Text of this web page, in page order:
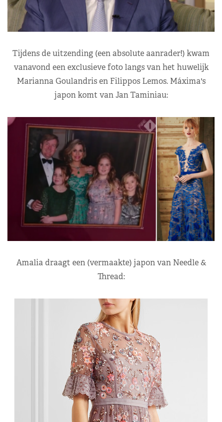
Tijdens de uitzending (een absolute aanrader!) kwam
vanavond een exclusieve foto langs van het huwelijk
Marianna Goulandris en Filippos Lemos. Máxima's
japon komt van Jan Taminiau:
Amalia draagt een (vermaakte) japon van Needle &
Thread: